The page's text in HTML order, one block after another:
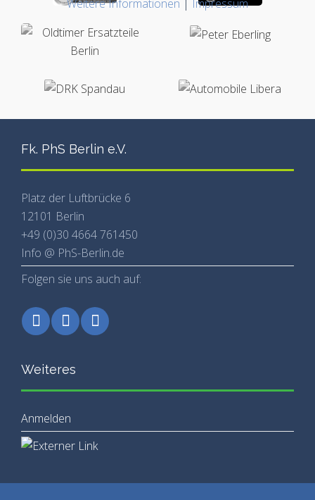
Fk. PhS Berlin e.V.
Platz der Luftbrücke 6
12101 Berlin
+49 (0)30 4664 761450
Info @ PhS-Berlin.de
Folgen sie uns auch auf:
Weiteres
Anmelden
Weitere Informationen | Impressum